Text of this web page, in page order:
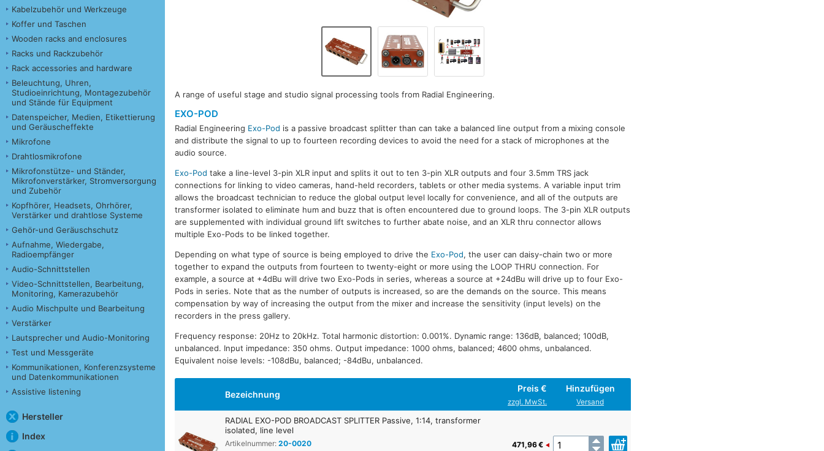
Kabelzubehör und Werkzeuge
Koffer und Taschen
Wooden racks and enclosures
Racks und Rackzubehör
Rack accessories and hardware
Beleuchtung, Uhren,
Studioeinrichtung, Montagezubehör
und Stände für Equipment
Datenspeicher, Medien, Etikettierung
und Geräuscheffekte
Mikrofone
Drahtlosmikrofone
Mikrofonstütze- und Ständer,
Mikrofonverstärker, Stromversorgung
und Zubehör
Kopfhörer, Headsets, Ohrhörer,
Verstärker und drahtlose Systeme
Gehör-und Geräuschschutz
Aufnahme, Wiedergabe,
Radioempfänger
Audio-Schnittstellen
Video-Schnittstellen, Bearbeitung,
Monitoring, Kamerazubehör
Audio Mischpulte und Bearbeitung
Verstärker
Lautsprecher und Audio-Monitoring
Test und Messgeräte
Kommunikationen, Konferenzsysteme
und Datenkommunikationen
Assistive listening
Hersteller
Index
A range of useful stage and studio signal processing tools from Radial Engineering.
EXO-POD
Radial Engineering Exo-Pod is a passive broadcast splitter than can take a balanced line output from a mixing console
and distribute the signal to up to fourteen recording devices to avoid the need for a stack of microphones at the
audio source.
Exo-Pod take a line-level 3-pin XLR input and splits it out to ten 3-pin XLR outputs and four 3.5mm TRS jack
connections for linking to video cameras, hand-held recorders, tablets or other media systems. A variable input trim
allows the broadcast technician to reduce the global output level locally for convenience, and all of the outputs are
transformer isolated to eliminate hum and buzz that is often encountered due to ground loops. The 3-pin XLR outputs
are supplemented with individual ground lift switches to further abate noise, and an XLR thru connector allows
multiple Exo-Pods to be linked together.
Depending on what type of source is being employed to drive the Exo-Pod, the user can daisy-chain two or more
together to expand the outputs from fourteen to twenty-eight or more using the LOOP THRU connection. For
example, a source at +4dBu will drive two Exo-Pods in series, whereas a source at +24dBu will drive up to four Exo-
Pods in series. Note that as the number of outputs is increased, so are the demands on the source. This means
compensation by way of increasing the output from the mixer and increase the sensitivity (input levels) on the
recorders in the press gallery.
Frequency response: 20Hz to 20kHz. Total harmonic distortion: 0.001%. Dynamic range: 136dB, balanced; 100dB,
unbalanced. Input impedance: 350 ohms. Output impedance: 1000 ohms, balanced; 4600 ohms, unbalanced.
Equivalent noise levels: -108dBu, balanced; -84dBu, unbalanced.
Bezeichnung
Preis €
zzgl. MwSt.
Hinzufügen
Versand
RADIAL EXO-POD BROADCAST SPLITTER Passive, 1:14, transformer
isolated, line level
Artikelnummer:20-0020 471,96 €